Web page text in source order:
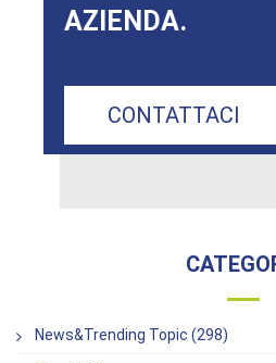
AZIENDA.
CONTATTACI
News&Trending Topic (298)